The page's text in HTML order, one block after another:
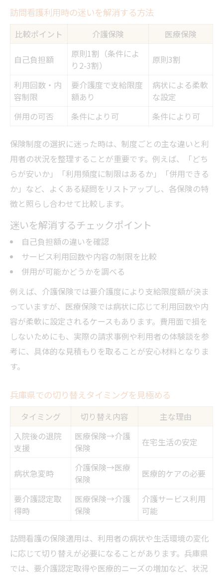
訪問看護利用時の迷いを解消する方法
比較ポイント 介護保険 医療保険
自己負担額
原則1割（条件によ
り2-3割）
原則3割
利用回数・内
容制限
要介護度で支給限度
額あり
病状による柔軟
な設定
併用の可否
条件により可 条件により可
保険制度の選択に迷った時は、制度ごとの主な違いと利
用者の状況を整理することが重要です。例えば、「どち
らが安いか」「利用頻度に制限はあるか」「併用できる
か」など、よくある疑問をリストアップし、各保険の特
徴と照らし合わせて比較します。
迷いを解消するチェックポイント
自己負担額の違いを確認
サービス利用回数や内容の制限を比較
併用が可能かどうかを調べる
例えば、介護保険では要介護度により支給限度額が決ま
っていますが、医療保険では病状に応じて利用回数や内
容が柔軟に設定されるケースもあります。費用面で損を
しないためにも、実際の請求事例や利用者の体験談を参
考に、具体的な見積もりを取ることが安心材料となりま
す。
兵庫県での切り替えタイミングを見極める
タイミング 切り替え内容
主な理由
入院後の退院
支援
医療保険→介護
保険
在宅生活の安定
病状急変時
介護保険→医療
保険
医療的ケアの必要
要介護認定取
得時
医療保険→介護
保険
介護サービス利用
可能
訪問看護の保険適用は、利用者の病状や生活環境の変化
に応じて切り替えが必要になることがあります。兵庫県
では、要介護認定取得や医療的ニーズの増加など、状況